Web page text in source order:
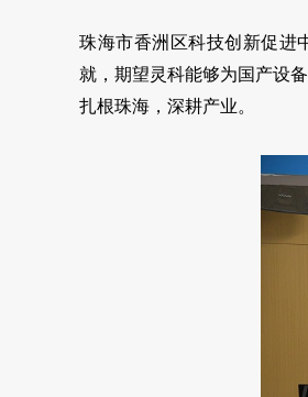
珠海市香洲区科技创新促进
就，期望灵科能够为国产设
扎根珠海，深耕产业。